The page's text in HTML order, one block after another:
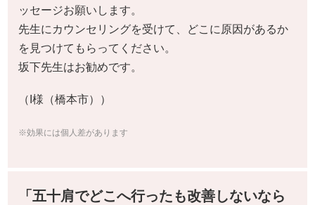
ッセージお願いします。
先生にカウンセリングを受けて、どこに原因があるか
を見つけてもらってください。
坂下先生はお勧めです。
（I様（橋本市））
※効果には個人差があります
「五十肩でどこへ行ったも改善しないなら